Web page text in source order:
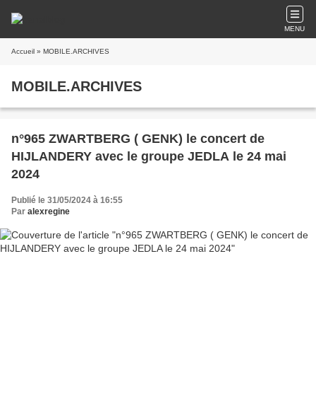
MENU
Accueil » MOBILE.ARCHIVES
MOBILE.ARCHIVES
n°965 ZWARTBERG ( GENK) le concert de
HIJLANDERY avec le groupe JEDLA le 24 mai
2024
Publié le 31/05/2024 à 16:55
Par alexregine